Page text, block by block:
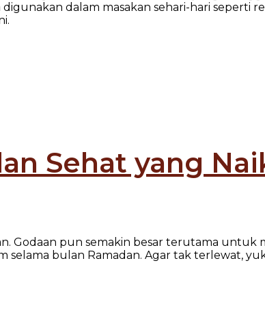
dalam masakan sehari-hari seperti
Sehat yang
Godaan pun semakin besar terutama untuk
bulan Ramadan. Agar tak terlewat,